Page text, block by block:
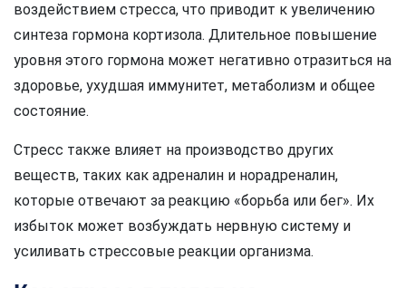
воздействием стресса, что приводит к увеличению
синтеза гормона кортизола. Длительное повышение
уровня этого гормона может негативно отразиться на
здоровье, ухудшая иммунитет, метаболизм и общее
состояние.
Стресс также влияет на производство других
веществ, таких как адреналин и норадреналин,
которые отвечают за реакцию «борьба или бег». Их
избыток может возбуждать нервную систему и
усиливать стрессовые реакции организма.